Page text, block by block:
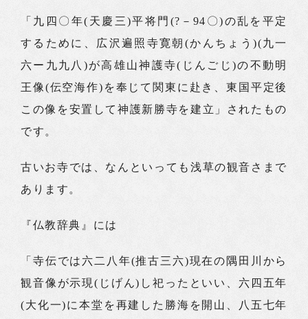
「九四〇年(天慶三)平将門(?－94〇)の乱を平定
するために、広沢遍照寺寛朝(かんちょう)(九一
六ー九九八)が高雄山神護寺(じんごじ)の不動明
王像(伝空海作)を奉じて関東に赴き、東国平定後
この像を安置して神護新勝寺を建立」されたもの
です。
古いお寺では、なんといっても浅草の観音さまで
あります。
『仏教辞典』には
「寺伝では六二八年(推古三六)現在の隅田川から
観音像が示現(じげん)し祀ったといい、六四五年
(大化一)に本堂を再建した勝海を開山、八五七年